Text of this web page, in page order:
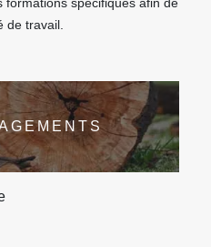
formations spécifiques afin de
de travail.